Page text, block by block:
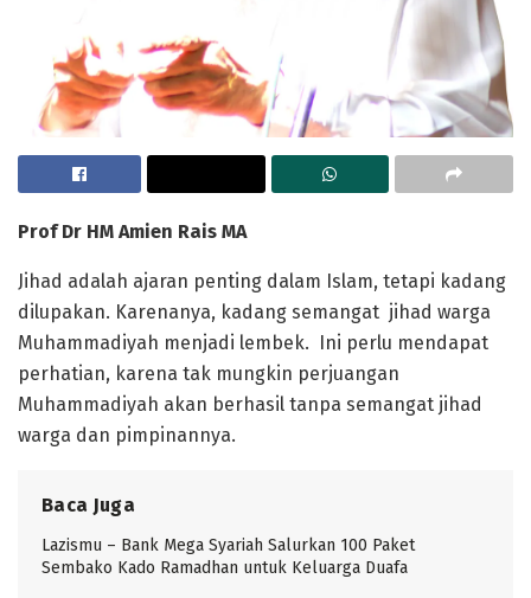
Prof Dr HM Amien Rais MA
Jihad adalah ajaran penting dalam Islam, tetapi kadang
dilupakan. Karenanya, kadang semangat jihad warga
Muhammadiyah menjadi lembek. Ini perlu mendapat
perhatian, karena tak mungkin perjuangan
Muhammadiyah akan berhasil tanpa semangat jihad
warga dan pimpinannya.
Baca Juga
Lazismu – Bank Mega Syariah Salurkan 100 Paket
Sembako Kado Ramadhan untuk Keluarga Duafa